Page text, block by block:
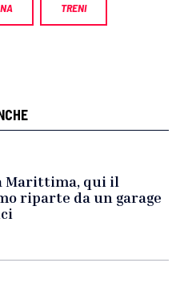
TRENI
Marittima, qui il
riparte da un garage